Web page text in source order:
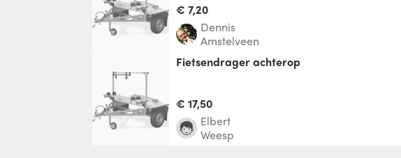
€ 7,20
Dennis
Amstelveen
Fietsendrager achterop
€ 17,50
Elbert
Weesp